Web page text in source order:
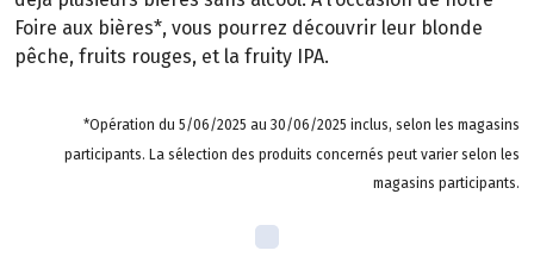
Foire aux bières*, vous pourrez découvrir leur blonde
pêche, fruits rouges, et la fruity IPA.
*Opération du 5/06/2025 au 30/06/2025 inclus, selon les magasins
participants. La sélection des produits concernés peut varier selon les
magasins participants.